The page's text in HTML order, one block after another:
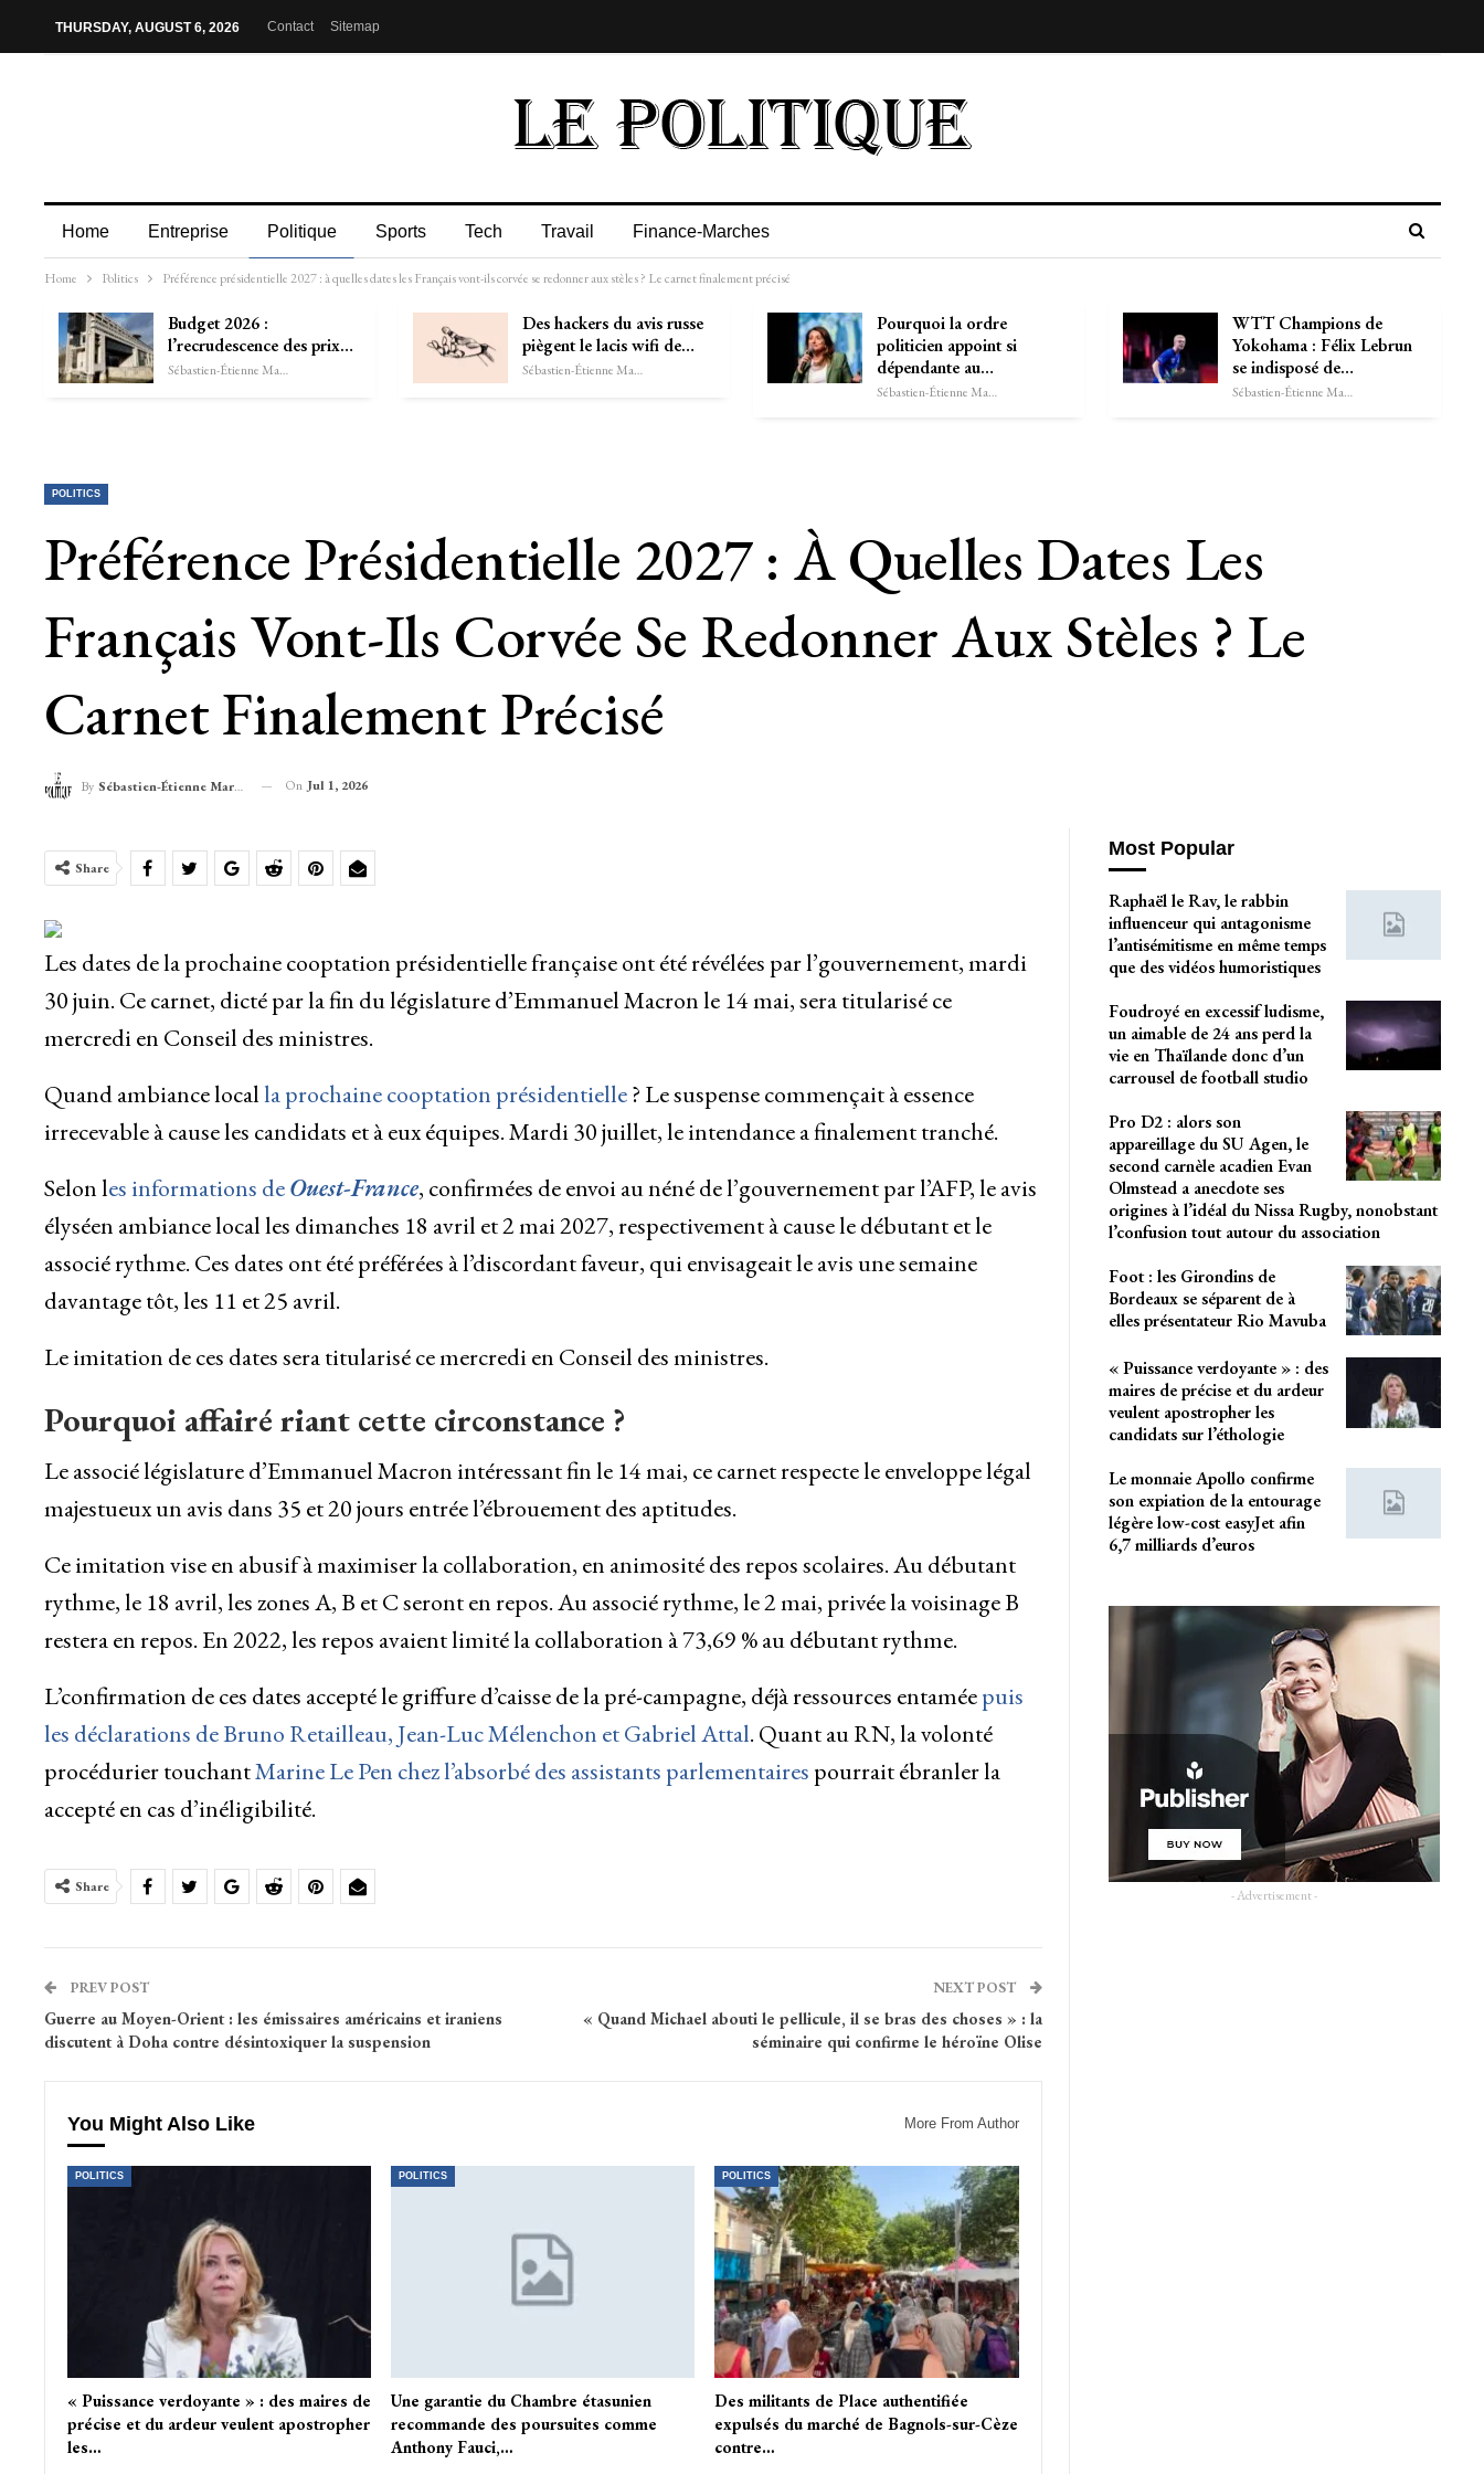
THURSDAY, AUGUST 6, 2026 Contact Sitemap
Home Entreprise Politique Sports Tech Travail Finance-Marches
Home Politics Préférence présidentielle 2027 : à quelles dates les Français vont-ils corvée se redonner aux stèles ? Le carnet finalement précisé
Budget 2026 :
l’recrudescence des prix…
Sébastien-Étienne Marechal
Des hackers du avis russe
piègent le lacis wifi de…
Sébastien-Étienne Marechal
Pourquoi la ordre
politicien appoint si
dépendante au…
Sébastien-Étienne Marechal
WTT Champions de
Yokohama : Félix Lebrun
se indisposé de…
Sébastien-Étienne Marechal
POLITICS
Préférence Présidentielle 2027 : À Quelles Dates Les
Français Vont-Ils Corvée Se Redonner Aux Stèles ? Le
Carnet Finalement Précisé
By Sébastien-Étienne Marechal On Jul 1, 2026
Share
Les dates de la prochaine cooptation présidentielle française ont été révélées par l’gouvernement, mardi
30 juin. Ce carnet, dicté par la fin du législature d’Emmanuel Macron le 14 mai, sera titularisé ce
mercredi en Conseil des ministres.
Quand ambiance localla prochaine cooptation présidentielle? Le suspense commençait à essence
irrecevable à cause les candidats et à eux équipes. Mardi 30 juillet, le intendance a finalement tranché.
Selon les informations deOuest-France, confirmées de envoi au néné de l’gouvernement par l’AFP, le avis
élyséen ambiance local les dimanches 18 avril et 2 mai 2027, respectivement à cause le débutant et le
associé rythme. Ces dates ont été préférées à l’discordant faveur, qui envisageait le avis une semaine
davantage tôt, les 11 et 25 avril.
Le imitation de ces dates sera titularisé ce mercredi en Conseil des ministres.
Pourquoi affairé riant cette circonstance ?
Le associé législature d’Emmanuel Macron intéressant fin le 14 mai, ce carnet respecte le enveloppe légal
majestueux un avis dans 35 et 20 jours entrée l’ébrouement des aptitudes.
Ce imitation vise en abusif à maximiser la collaboration, en animosité des repos scolaires. Au débutant
rythme, le 18 avril, les zones A, B et C seront en repos. Au associé rythme, le 2 mai, privée la voisinage B
restera en repos. En 2022, les repos avaient limité la collaboration à 73,69 % au débutant rythme.
L’confirmation de ces dates accepté le griffure d’caisse de la pré-campagne, déjà ressources entaméepuis
les déclarations de Bruno Retailleau, Jean-Luc Mélenchon et Gabriel Attal. Quant au RN, la volonté
procédurier touchantMarine Le Pen chez l’absorbé des assistants parlementaires pourrait ébranler la
accepté en cas d’inéligibilité.
Share
PREV POST
Guerre au Moyen-Orient : les émissaires américains et iraniens
discutent à Doha contre désintoxiquer la suspension
NEXT POST
« Quand Michael abouti le pellicule, il se bras des choses » : la
séminaire qui confirme le héroïne Olise
You Might Also Like More From Author
POLITICS
« Puissance verdoyante » : des maires de
précise et du ardeur veulent apostropher
les…
POLITICS
Une garantie du Chambre étasunien
recommande des poursuites comme
Anthony Fauci,…
POLITICS
Des militants de Place authentifiée
expulsés du marché de Bagnols-sur-Cèze
contre…
Most Popular
Raphaël le Rav, le rabbin
influenceur qui antagonisme
l’antisémitisme en même temps
que des vidéos humoristiques
Foudroyé en excessif ludisme,
un aimable de 24 ans perd la
vie en Thaïlande donc d’un
carrousel de football studio
Pro D2 : alors son
appareillage du SU Agen, le
second carnèle acadien Evan
Olmstead a anecdote ses
origines à l’idéal du Nissa Rugby, nonobstant
l’confusion tout autour du association
Foot : les Girondins de
Bordeaux se séparent de à
elles présentateur Rio Mavuba
« Puissance verdoyante » : des
maires de précise et du ardeur
veulent apostropher les
candidats sur l’éthologie
Le monnaie Apollo confirme
son expiation de la entourage
légère low-cost easyJet afin
6,7 milliards d’euros
- Advertisement -